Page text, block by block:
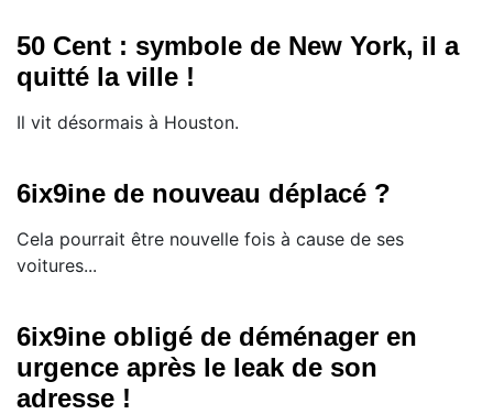
50 Cent : symbole de New York, il a
quitté la ville !
Il vit désormais à Houston.
6ix9ine de nouveau déplacé ?
Cela pourrait être nouvelle fois à cause de ses
voitures...
6ix9ine obligé de déménager en
urgence après le leak de son
adresse !